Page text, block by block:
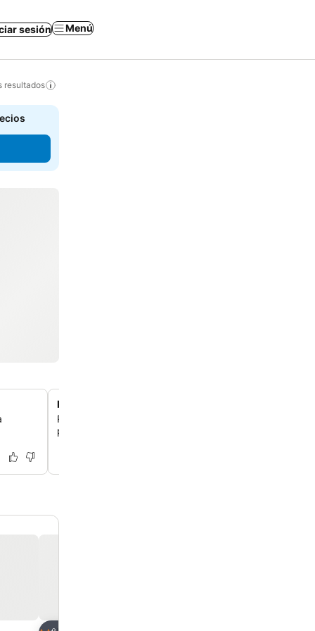
sesión Menú
resultados
Piscina cubierta climatizada y jacuzzi
Relájate todo el año en la piscina cubierta climatizada
perfectos para cualquier estación y para adultos y